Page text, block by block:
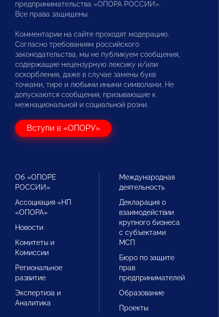
предпринимательства «ОПОРА РОССИИ».
Все права защищены.
Комментарии на сайте проходят модерацию.
Согласно требованиям российского
законодательства, мы не публикуем сообщения,
содержащие нецензурную лексику и/или
оскорбления, даже в случае замены букв
точками, тире и любыми иными символами. Не
допускаются сообщения, призывающие к
межнациональной и социальной розни.
Вступи в «ОПОРУ»
Об «ОПОРЕ
РОССИИ»
Ассоциация «НП
«ОПОРА»
Новости
Комитеты и
Комиссии
Региональное
развитие
Экспертиза и
Аналитика
Международная
деятельность
Декларация о
взаимодействии
крупного бизнеса
с субъектами
МСП
Бюро по защите
прав
предпринимателей
Образование
Проекты